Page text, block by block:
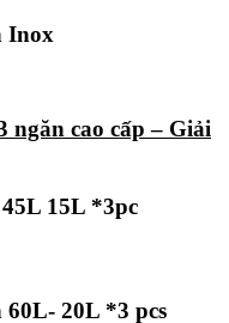
Inox
ngăn cao cấp – Giải
15L *3pc
60L- 20L *3 pcs